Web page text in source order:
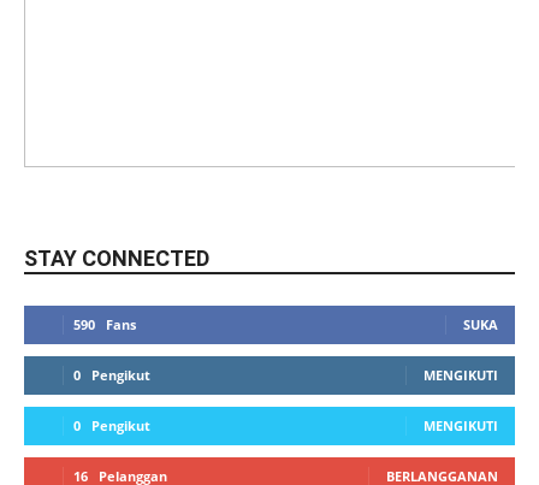
STAY CONNECTED
590 Fans SUKA
0 Pengikut MENGIKUTI
0 Pengikut MENGIKUTI
16 Pelanggan BERLANGGANAN